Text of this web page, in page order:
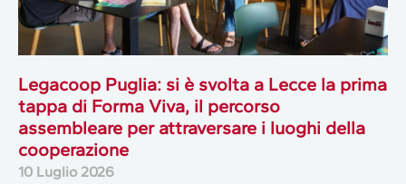
Legacoop Puglia: si è svolta a Lecce la prima
tappa di Forma Viva, il percorso
assembleare per attraversare i luoghi della
cooperazione
10 Luglio 2026